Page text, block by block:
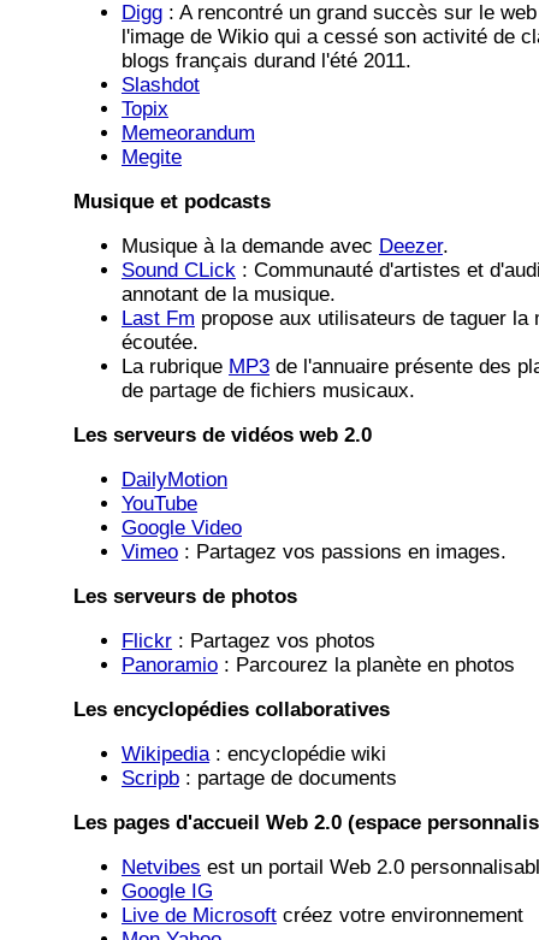
Digg : A rencontré un grand succès sur le
l'image de Wikio qui a cessé son activité de
blogs français durand l'été 2011.
Slashdot
Topix
Memeorandum
Megite
Musique et podcasts
Musique à la demande avec Deezer.
Sound CLick : Communauté d'artistes et
annotant de la musique.
Last Fm propose aux utilisateurs de taguer la
écoutée.
La rubrique MP3 de l'annuaire présente des
de partage de fichiers musicaux.
Les serveurs de vidéos web 2.0
DailyMotion
YouTube
Google Video
Vimeo : Partagez vos passions en images.
Les serveurs de photos
Flickr : Partagez vos photos
Panoramio : Parcourez la planète en photos
Les encyclopédies collaboratives
Wikipedia: encyclopédie wiki
Scripb : partage de documents
Les pages d'accueil Web 2.0 (espace
Netvibes est un portail Web 2.0
Google IG
Live de Microsoft créez votre environnement